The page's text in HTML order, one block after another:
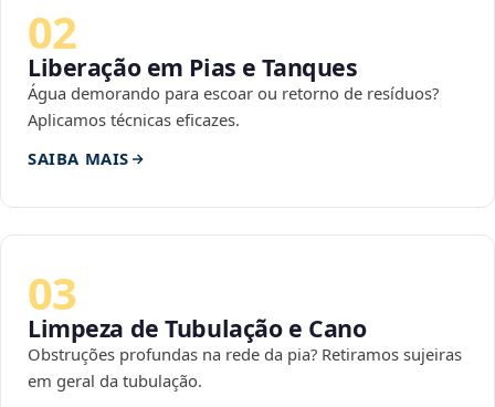
02
Liberação em Pias e Tanques
Água demorando para escoar ou retorno de resíduos?
Aplicamos técnicas eficazes.
SAIBA MAIS
03
Limpeza de Tubulação e Cano
Obstruções profundas na rede da pia? Retiramos sujeiras
em geral da tubulação.